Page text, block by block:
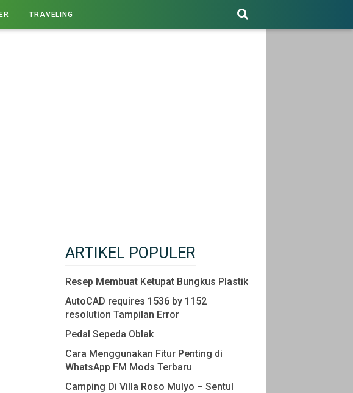
TRAVELING
ARTIKEL POPULER
Resep Membuat Ketupat Bungkus Plastik
AutoCAD requires 1536 by 1152
resolution Tampilan Error
Pedal Sepeda Oblak
Cara Menggunakan Fitur Penting di
WhatsApp FM Mods Terbaru
Camping Di Villa Roso Mulyo – Sentul